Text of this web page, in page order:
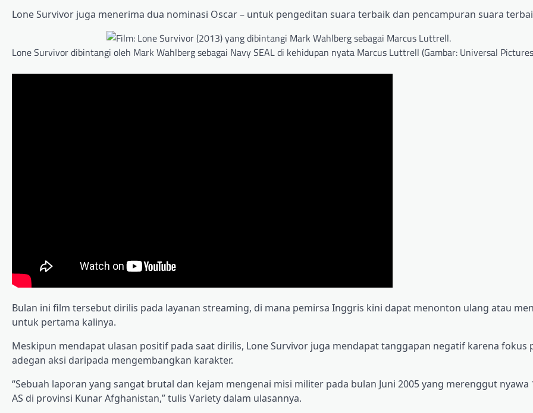
Lone Survivor juga menerima dua nominasi Oscar – untuk pengeditan suara terbaik dan pencampuran suara
Lone Survivor dibintangi oleh Mark Wahlberg sebagai Navy SEAL di kehidupan nyata Marcus Luttrell (Gambar: Universal
Bulan ini film tersebut dirilis pada layanan streaming, di mana pemirsa Inggris kini dapat menonton ulang atau
untuk pertama kalinya.
Meskipun mendapat ulasan positif pada saat dirilis, Lone Survivor juga mendapat tanggapan negatif karena fokus
adegan aksi daripada mengembangkan karakter.
“Sebuah laporan yang sangat brutal dan kejam mengenai misi militer pada bulan Juni 2005 yang merenggut nyawa
AS di provinsi Kunar Afghanistan,” tulis Variety dalam ulasannya.